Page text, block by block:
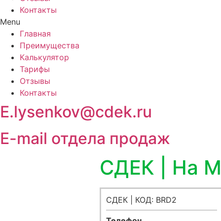
Контакты
Menu
Главная
Преимущества
Калькулятор
Тарифы
Отзывы
Контакты
E.lysenkov@cdek.ru
E-mail отдела продаж
СДЕК | На
СДЕК | КОД: BRD2